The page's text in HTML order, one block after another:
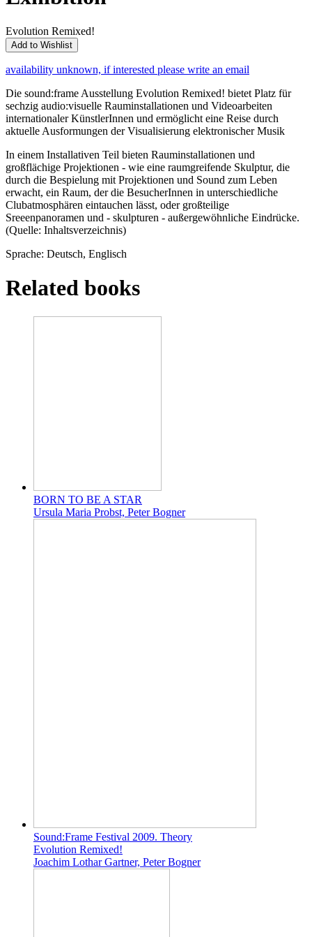
Evolution Remixed!
Add to Wishlist
availability unknown, if interested please write an email
Die sound:frame Ausstellung Evolution Remixed! bietet Platz für
sechzig audio:visuelle Rauminstallationen und Videoarbeiten
internationaler KünstlerInnen und ermöglicht eine Reise durch
aktuelle Ausformungen der Visualisierung elektronischer Musik
In einem Installativen Teil bieten Rauminstallationen und
großflächige Projektionen - wie eine raumgreifende Skulptur, die
durch die Bespielung mit Projektionen und Sound zum Leben
erwacht, ein Raum, der die BesucherInnen in unterschiedliche
Clubatmosphären eintauchen lässt, oder großteilige
Sreeenpanoramen und - skulpturen - außergewöhnliche Eindrücke.
(Quelle: Inhaltsverzeichnis)
Sprache: Deutsch, Englisch
Related books
BORN TO BE A STAR
Ursula Maria Probst, Peter Bogner
Sound:Frame Festival 2009. Theory
Evolution Remixed!
Joachim Lothar Gartner, Peter Bogner